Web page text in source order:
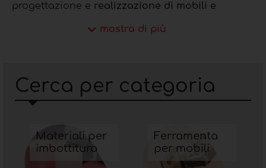
progettazione e realizzazione di mobili e
categorie potrai trovare facilmente i prodotti
le caratteristiche tecniche.
mostra di più
Cerca per categoria
Materiali per
imbottitura
Ferramenta
per mobili